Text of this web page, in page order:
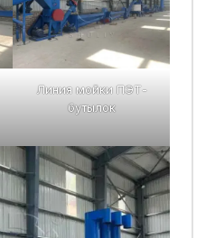
Линия мойки ПЭТ-
бутылок